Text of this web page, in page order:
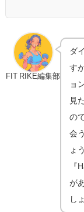
FIT RIKE編集部
ダ
す
ョ
見
の
会
ょ
『
が
し